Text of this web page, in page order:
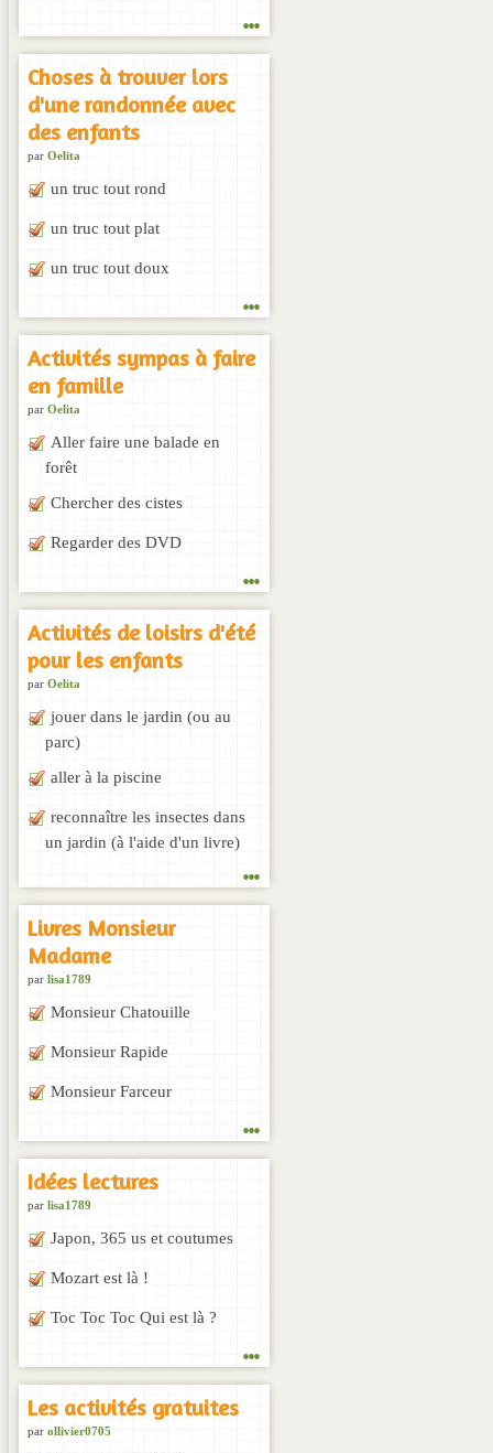
...
Choses à trouver lors
d'une randonnée avec
des enfants
par Oelita
un truc tout rond
un truc tout plat
un truc tout doux
...
Activités sympas à faire
en famille
par Oelita
Aller faire une balade en
forêt
Chercher des cistes
Regarder des DVD
...
Activités de loisirs d'été
pour les enfants
par Oelita
jouer dans le jardin (ou au
parc)
aller à la piscine
reconnaître les insectes dans
un jardin (à l'aide d'un livre)
...
Livres Monsieur
Madame
par lisa1789
Monsieur Chatouille
Monsieur Rapide
Monsieur Farceur
...
Idées lectures
par lisa1789
Japon, 365 us et coutumes
Mozart est là !
Toc Toc Toc Qui est là ?
...
Les activités gratuites
par ollivier0705